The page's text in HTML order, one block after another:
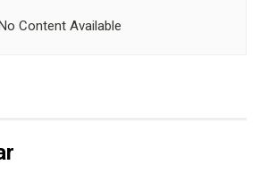
No Content Available